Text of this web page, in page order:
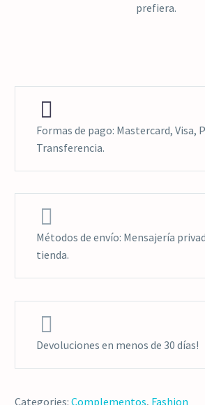
prefiera.


Formas de pago: Mastercard, Visa,
Transferencia.


Métodos de envío: Mensajería
tienda.


Devoluciones en menos de 30 días!
Categories: Complementos, Fashion